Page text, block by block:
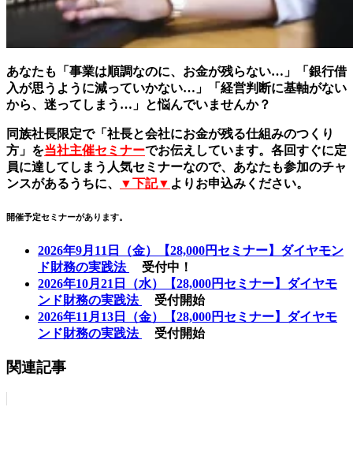
あなたも「事業は順調なのに、お金が残らない…」「銀行借
入が思うように減っていかない…」「経営判断に基軸がない
から、迷ってしまう…」と悩んでいませんか？
同族社長限定で「社長と会社にお金が残る仕組みのつくり
方」を当社主催セミナーでお伝えしています。各回すぐに定
員に達してしまう人気セミナーなので、あなたも参加のチャ
ンスがあるうちに、
▼下記▼ よりお申込みください。
開催予定セミナーがあります。
2026年9月11日（金）【28,000円セミナー】ダイヤモン
ド財務の実践法
受付中！
2026年10月21日（水）【28,000円セミナー】ダイヤモ
ンド財務の実践法
受付開始
2026年11月13日（金）【28,000円セミナー】ダイヤモ
ンド財務の実践法
受付開始
関連記事